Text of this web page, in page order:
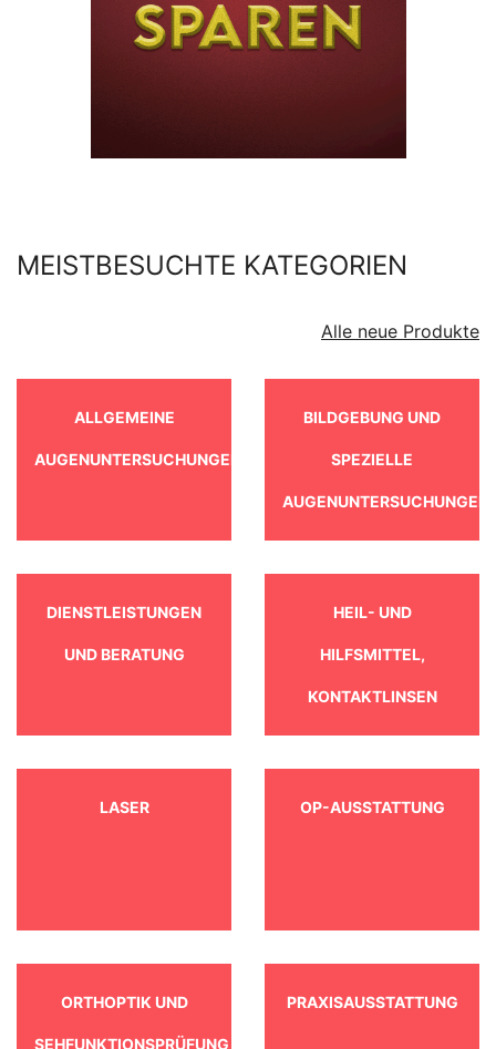
MEISTBESUCHTE KATEGORIEN
Alle neue Produkte
ALLGEMEINE
AUGENUNTERSUCHUNGEN
BILDGEBUNG UND
SPEZIELLE
AUGENUNTERSUCHUNGEN
DIENSTLEISTUNGEN
UND BERATUNG
HEIL- UND
HILFSMITTEL,
KONTAKTLINSEN
LASER OP-AUSSTATTUNG
ORTHOPTIK UND
SEHFUNKTIONSPRÜFUNG
PRAXISAUSSTATTUNG